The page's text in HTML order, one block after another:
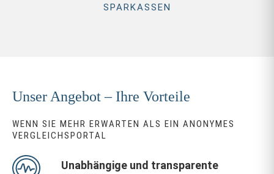
SPARKASSEN
Unser Angebot – Ihre Vorteile
WENN SIE MEHR ERWARTEN ALS EIN ANONYMES
VERGLEICHSPORTAL
Unabhängige und transparente